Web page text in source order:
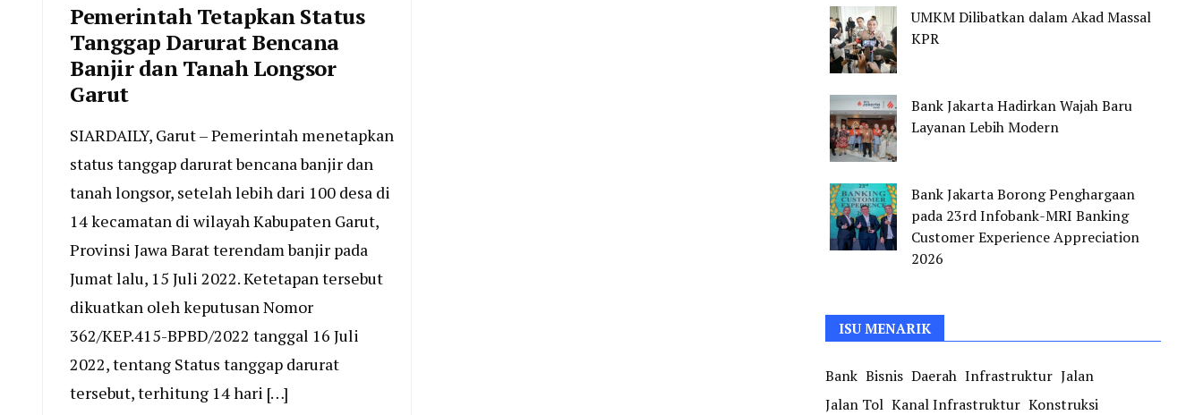
Pemerintah Tetapkan Status
Tanggap Darurat Bencana
Banjir dan Tanah Longsor
Garut
SIARDAILY, Garut – Pemerintah menetapkan
status tanggap darurat bencana banjir dan
tanah longsor, setelah lebih dari 100 desa di
14 kecamatan di wilayah Kabupaten Garut,
Provinsi Jawa Barat terendam banjir pada
Jumat lalu, 15 Juli 2022. Ketetapan tersebut
dikuatkan oleh keputusan Nomor
362/KEP.415-BPBD/2022 tanggal 16 Juli
2022, tentang Status tanggap darurat
tersebut, terhitung 14 hari […]
UMKM Dilibatkan dalam Akad Massal
KPR
Bank Jakarta Hadirkan Wajah Baru
Layanan Lebih Modern
Bank Jakarta Borong Penghargaan
pada 23rd Infobank-MRI Banking
Customer Experience Appreciation
2026
ISU MENARIK
Bank Bisnis Daerah Infrastruktur Jalan
Jalan Tol Kanal Infrastruktur Konstruksi